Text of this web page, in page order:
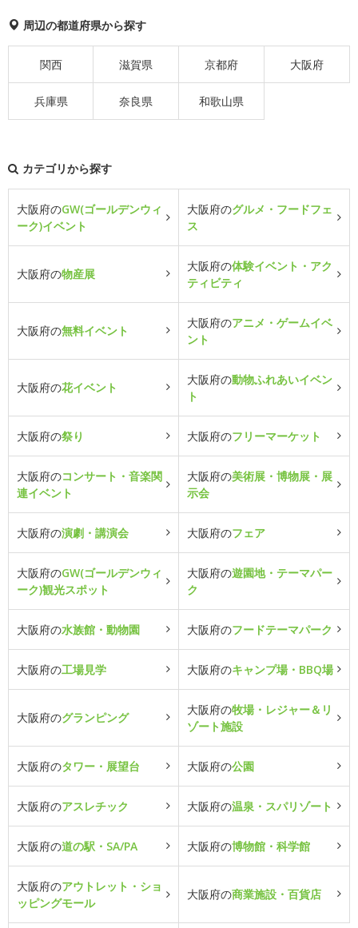
周辺の都道府県から探す
関西 滋賀県 京都府 大阪府
兵庫県 奈良県 和歌山県
カテゴリから探す
大阪府のGW(ゴールデンウィ
ーク)イベント
大阪府のグルメ・フードフェ
ス
大阪府の物産展
大阪府の体験イベント・アク
ティビティ
大阪府の無料イベント
大阪府のアニメ・ゲームイベ
ント
大阪府の花イベント
大阪府の動物ふれあいイベン
ト
大阪府の祭り 大阪府のフリーマーケット
大阪府のコンサート・音楽関
連イベント
大阪府の美術展・博物展・展
示会
大阪府の演劇・講演会 大阪府のフェア
大阪府のGW(ゴールデンウィ
ーク)観光スポット
大阪府の遊園地・テーマパー
ク
大阪府の水族館・動物園 大阪府のフードテーマパーク
大阪府の工場見学 大阪府のキャンプ場・BBQ場
大阪府のグランピング
大阪府の牧場・レジャー＆リ
ゾート施設
大阪府のタワー・展望台 大阪府の公園
大阪府のアスレチック 大阪府の温泉・スパリゾート
大阪府の道の駅・SA/PA 大阪府の博物館・科学館
大阪府のアウトレット・ショ
ッピングモール
大阪府の商業施設・百貨店